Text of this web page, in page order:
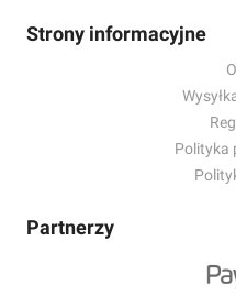
Strony informacyjne
Polityka
Partnerzy